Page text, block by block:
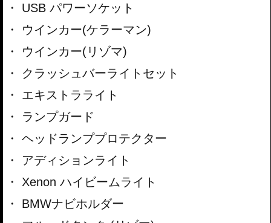
USB パワーソケット
ウインカー(ケラーマン)
ウインカー(リゾマ)
クラッシュバーライトセット
エキストラライト
ランプガード
ヘッドランププロテクター
アディションライト
Xenon ハイビームライト
BMWナビホルダー